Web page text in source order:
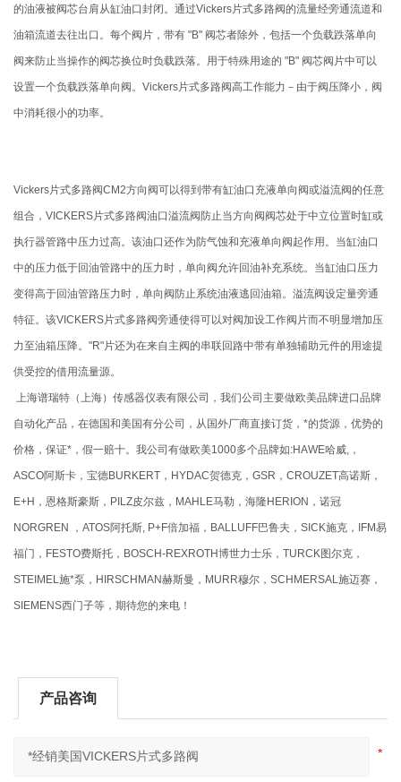
的油液被阀芯台肩从缸油口封闭。通过Vickers片式多路阀的流量经旁通流道和
油箱流道去往出口。每个阀片，带有 "B" 阀芯者除外，包括一个负载跌落单向
阀来防止当操作的阀芯换位时负载跌落。用于特殊用途的 "B" 阀芯阀片中可以
设置一个负载跌落单向阀。Vickers片式多路阀高工作能力－由于阀压降小，阀
中消耗很小的功率。
Vickers片式多路阀CM2方向阀可以得到带有缸油口充液单向阀或溢流阀的任意
组合，VICKERS片式多路阀油口溢流阀防止当方向阀阀芯处于中立位置时缸或
执行器管路中压力过高。该油口还作为防气蚀和充液单向阀起作用。当缸油口
中的压力低于回油管路中的压力时，单向阀允许回油补充系统。当缸油口压力
变得高于回油管路压力时，单向阀防止系统油液逃回油箱。溢流阀设定量旁通
特征。该VICKERS片式多路阀旁通使得可以对阀加设工作阀片而不明显增加压
力至油箱压降。"R"片还为在来自主阀的串联回路中带有单独辅助元件的用途提
供受控的借用流量源。
上海谱瑞特（上海）传感器仪表有限公司，我们公司主要做欧美品牌进口品牌
自动化产品，在德国和美国有分公司，从国外厂商直接订货，*的货源，优势的
价格，保证*，假一赔十。我公司有做欧美1000多个品牌如:HAWE哈威,，
ASCO阿斯卡，宝德BURKERT，HYDAC贺德克，GSR，CROUZET高诺斯，
E+H，恩格斯豪斯，PILZ皮尔兹，MAHLE马勒，海隆HERION，诺冠
NORGREN ，ATOS阿托斯, P+F倍加福，BALLUFF巴鲁夫，SICK施克，IFM易
福门，FESTO费斯托，BOSCH-REXROTH博世力士乐，TURCK图尔克，
STEIMEL施*泵，HIRSCHMAN赫斯曼，MURR穆尔，SCHMERSAL施迈赛，
SIEMENS西门子等，期待您的来电！
产品咨询